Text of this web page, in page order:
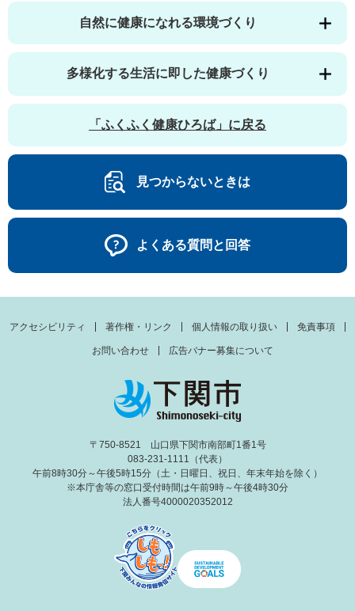
自然に健康になれる環境づくり
多様化する生活に即した健康づくり
「ふくふく健康ひろば」に戻る
見つからないときは
よくある質問と回答
アクセシビリティ 著作権・リンク 個人情報の取り扱い 免責事項
お問い合わせ 広告バナー募集について
〒750-8521 山口県下関市南部町1番1号
083-231-1111（代表）
午前8時30分～午後5時15分（土・日曜日、祝日、年末年始を除く）
※本庁舎等の窓口受付時間は午前9時～午後4時30分
法人番号4000020352012